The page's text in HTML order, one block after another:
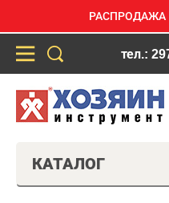
РАСПРОДАЖА
тел.:
КАТАЛОГ